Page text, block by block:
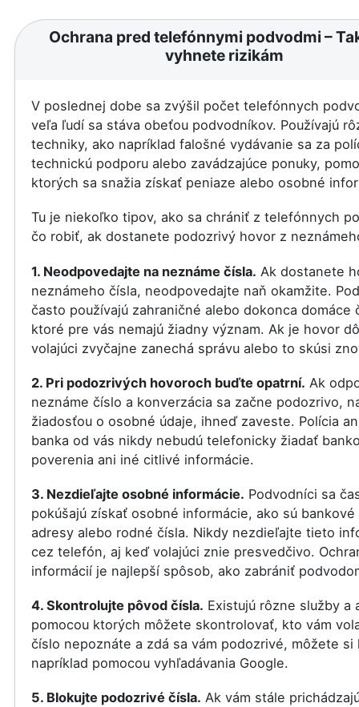
Ochrana pred telefónnymi podvodmi –
vyhnete rizikám
V poslednej dobe sa zvýšil počet telefónnych
veľa ľudí sa stáva obeťou podvodníkov. Používajú
techniky, ako napríklad falošné vydávanie sa za
technickú podporu alebo zavádzajúce ponuky,
ktorých sa snažia získať peniaze alebo osobné
Tu je niekoľko tipov, ako sa chrániť z telefónnych
čo robiť, ak dostanete podozrivý hovor z
1. Neodpovedajte na neznáme čísla. Ak dostanete
neznámeho čísla, neodpovedajte naň okamžite.
často používajú zahraničné alebo dokonca domáce
ktoré pre vás nemajú žiadny význam. Ak je hovor
volajúci zvyčajne zanechá správu alebo to skúsi
2. Pri podozrivých hovoroch buďte opatrní. Ak
neznáme číslo a konverzácia sa začne podozrivo,
žiadosťou o osobné údaje, ihneď zaveste. Polícia
banka od vás nikdy nebudú telefonicky žiadať
poverenia ani iné citlivé informácie.
3. Nezdieľajte osobné informácie. Podvodníci sa
pokúšajú získať osobné informácie, ako sú bankové
adresy alebo rodné čísla. Nikdy nezdieľajte tieto
cez telefón, aj keď volajúci znie presvedčivo.
informácií je najlepší spôsob, ako zabrániť
4. Skontrolujte pôvod čísla. Existujú rôzne služby a
pomocou ktorých môžete skontrolovať, kto vám
číslo nepoznáte a zdá sa vám podozrivé, môžete si
napríklad pomocou vyhľadávania Google.
5. Blokujte podozrivé čísla. Ak vám stále